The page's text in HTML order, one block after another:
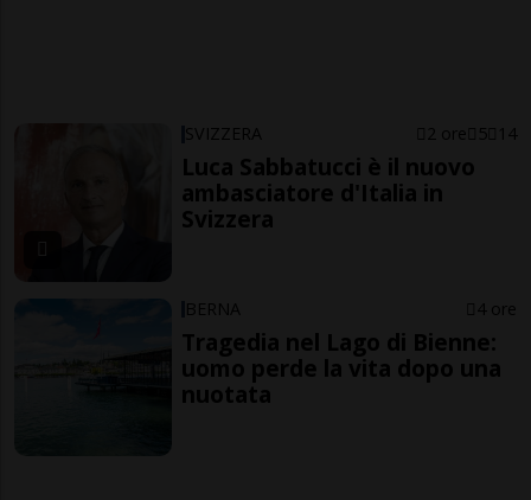
SVIZZERA 2 ore 5 14
Luca Sabbatucci è il nuovo
ambasciatore d'Italia in
Svizzera
BERNA 4 ore
Tragedia nel Lago di Bienne:
uomo perde la vita dopo una
nuotata